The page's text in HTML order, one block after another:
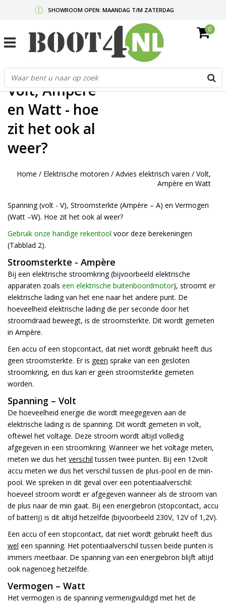
SHOWROOM OPEN: MAANDAG T/M ZATERDAG
GRATIS VERZENDING V.A. €50,-
MAIL ONSOF BEL: 0712340567
0
Volt, Ampère
en Watt - hoe
zit het ook al
weer?
Home / Elektrische motoren / Advies elektrisch varen / Volt,
Ampère en Watt
Spanning (volt - V), Stroomsterkte (Ampère – A) en Vermogen
(Watt –W). Hoe zit het ook al weer?
Gebruik onze handige rekentool voor deze berekeningen
(Tabblad 2).
Stroomsterkte - Ampère
Bij een elektrische stroomkring (bijvoorbeeld elektrische
apparaten zoals een elektrische buitenboordmotor), stroomt er
elektrische lading van het ene naar het andere punt. De
hoeveelheid elektrische lading die per seconde door het
stroomdraad beweegt, is de stroomsterkte. Dit wordt gemeten
in Ampère.
Een accu of een stopcontact, dat niet wordt gebruikt heeft dus
geen stroomsterkte. Er is geen sprake van een gesloten
stroomkring, en dus kan er geen stroomsterkte gemeten
worden.
Spanning – Volt
De hoeveelheid energie die wordt meegegeven aan de
elektrische lading is de spanning. Dit wordt gemeten in volt,
oftewel het voltage. Deze stroom wordt altijd volledig
afgegeven in een stroomkring. Wanneer we het voltage meten,
meten we dus het verschil tussen twee punten. Bij een 12volt
accu meten we dus het verschil tussen de plus-pool en de min-
pool. We spreken in dit geval over een potentiaalverschil:
hoeveel stroom wordt er afgegeven wanneer als de stroom van
de plus naar de min gaat. Bij een energiebron (stopcontact, accu
of batterij) is dit altijd hetzelfde (bijvoorbeeld 230V, 12V of 1,2V).
Een accu of een stopcontact, dat niet wordt gebruikt heeft dus
wel een spanning. Het potentiaalverschil tussen beide punten is
immers meetbaar. De spanning van een energiebron blijft altijd
ook nagenoeg hetzelfde.
Vermogen – Watt
Het vermogen is de spanning vermenigvuldigd met het de